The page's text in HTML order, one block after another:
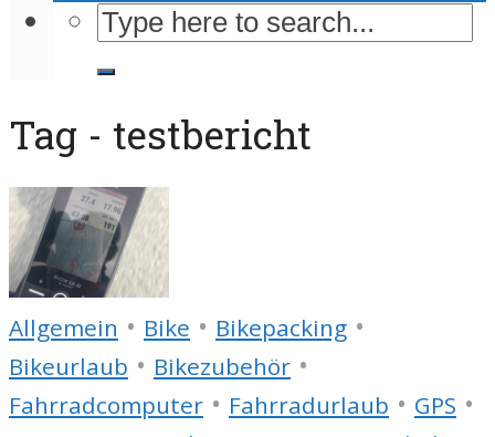
Tag - testbericht
Allgemein • Bike • Bikepacking •
Bikeurlaub • Bikezubehör •
Fahrradcomputer • Fahrradurlaub • GPS •